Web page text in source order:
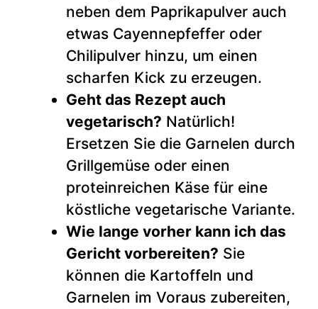
neben dem Paprikapulver auch
etwas Cayennepfeffer oder
Chilipulver hinzu, um einen
scharfen Kick zu erzeugen.
Geht das Rezept auch
vegetarisch? Natürlich!
Ersetzen Sie die Garnelen durch
Grillgemüse oder einen
proteinreichen Käse für eine
köstliche vegetarische Variante.
Wie lange vorher kann ich das
Gericht vorbereiten? Sie
können die Kartoffeln und
Garnelen im Voraus zubereiten,